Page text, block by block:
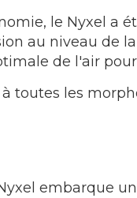
le Nyxel a
au niveau de
de l'air
toutes les
embarque